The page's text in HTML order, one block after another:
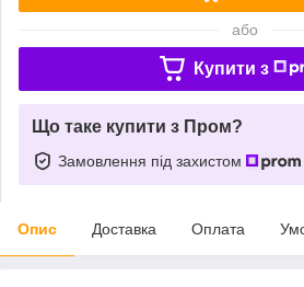
або
Купити з
Що таке купити з Пром?
Замовлення під захистом
Опис Доставка Оплата